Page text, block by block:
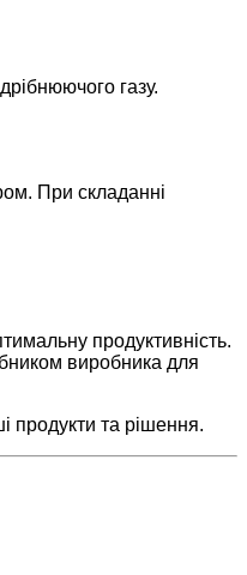
газу.
При складанні
продуктивність.
виробника для
продукти та рішення.